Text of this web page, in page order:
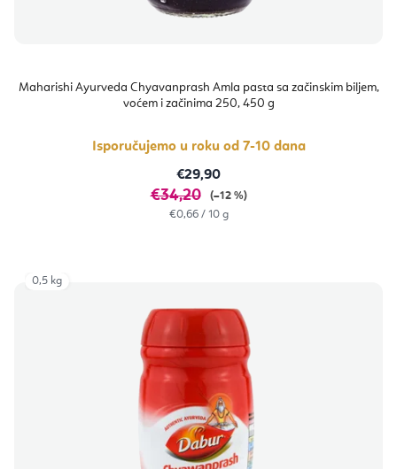
Maharishi Ayurveda Chyavanprash Amla pasta sa začinskim biljem,
voćem i začinima 250, 450 g
Isporučujemo u roku od 7-10 dana
€29,90
€34,20
(–12 %)
Izračunaj
€0,66 / 10 g
0,5 kg